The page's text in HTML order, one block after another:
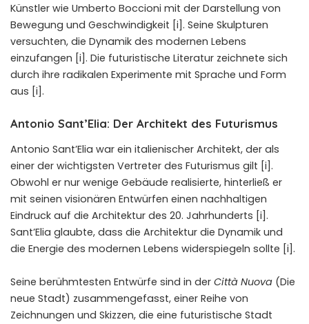
Künstler wie Umberto Boccioni mit der Darstellung von
Bewegung und Geschwindigkeit [i]. Seine Skulpturen
versuchten, die Dynamik des modernen Lebens
einzufangen [i]. Die futuristische Literatur zeichnete sich
durch ihre radikalen Experimente mit Sprache und Form
aus [i].
Antonio Sant’Elia: Der Architekt des Futurismus
Antonio Sant’Elia war ein italienischer Architekt, der als
einer der wichtigsten Vertreter des Futurismus gilt [i].
Obwohl er nur wenige Gebäude realisierte, hinterließ er
mit seinen visionären Entwürfen einen nachhaltigen
Eindruck auf die Architektur des 20. Jahrhunderts [i].
Sant’Elia glaubte, dass die Architektur die Dynamik und
die Energie des modernen Lebens widerspiegeln sollte [i].
Seine berühmtesten Entwürfe sind in der Città Nuova (Die
neue Stadt) zusammengefasst, einer Reihe von
Zeichnungen und Skizzen, die eine futuristische Stadt